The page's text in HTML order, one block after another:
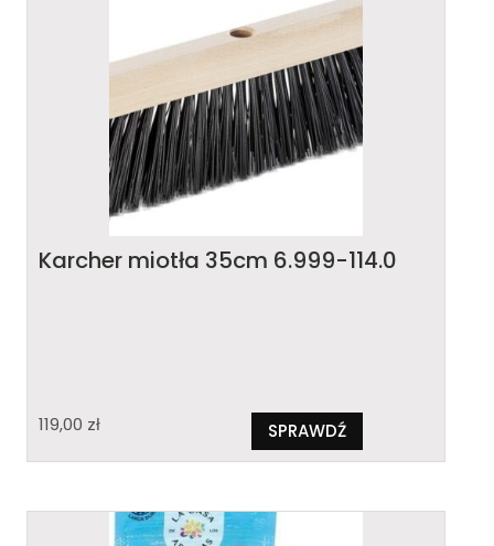
Karcher miotła 35cm 6.999-114.0
119,00 zł SPRAWDŹ